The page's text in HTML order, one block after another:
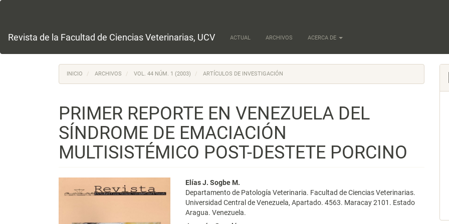
principal
lateral
Revista de la Facultad de Ciencias Veterinarias, UCV ACTUAL ARCHIVOS ACERCA DE
INICIO ARCHIVOS VOL. 44 NÚM. 1 (2003) ARTÍCULOS DE INVESTIGACIÓN
PRIMER REPORTE EN VENEZUELA DEL
SÍNDROME DE EMACIACIÓN
MULTISISTÉMICO POST-DESTETE PORCINO
Barra
del
Contenido
principal
del
Elías J. Sogbe M.
Departamento de Patología Veterinaria. Facultad de Ciencias Veterinarias.
Universidad Central de Venezuela, Apartado. 4563. Maracay 2101. Estado
Aragua. Venezuela.